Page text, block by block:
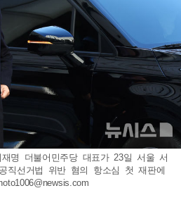
명 더불어민주당 대표가 23일 서울 서
직선거법 위반 혐의 항소심 첫 재판에